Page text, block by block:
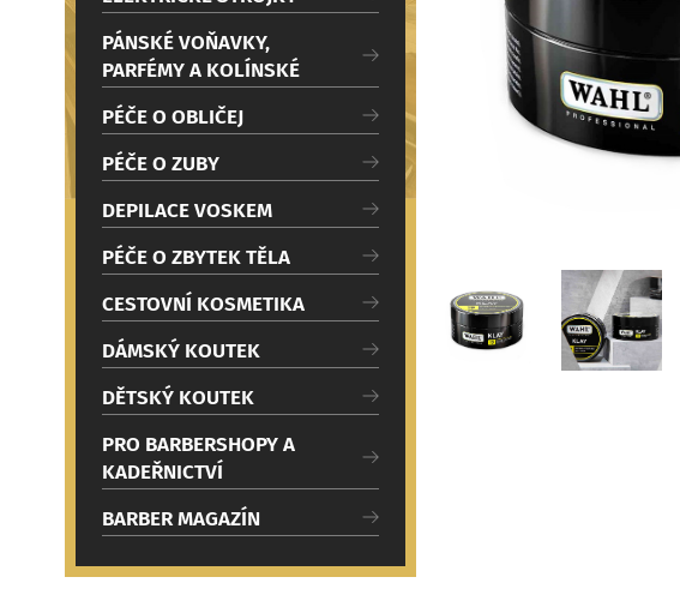
PÁNSKÉ VOŇAVKY,
PARFÉMY A KOLÍNSKÉ
PÉČE O OBLIČEJ
PÉČE O ZUBY
DEPILACE VOSKEM
PÉČE O ZBYTEK TĚLA
CESTOVNÍ KOSMETIKA
DÁMSKÝ KOUTEK
DĚTSKÝ KOUTEK
PRO BARBERSHOPY A
KADEŘNICTVÍ
BARBER MAGAZÍN
Načítám